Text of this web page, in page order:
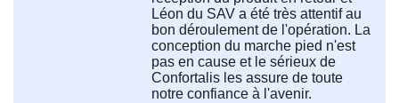
Léon du SAV a été très attentif au
bon déroulement de l'opération. La
conception du marche pied n'est
pas en cause et le sérieux de
Confortalis les assure de toute
notre confiance à l'avenir.